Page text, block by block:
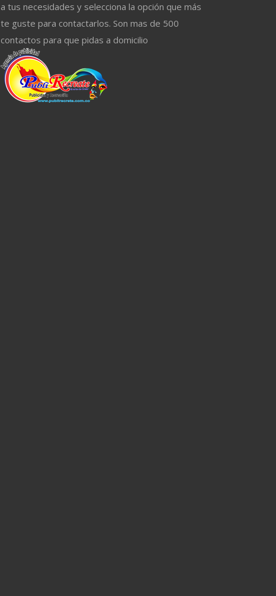
a tus necesidades y selecciona la opción que más
te guste para contactarlos. Son mas de 500
contactos para que pidas a domicilio